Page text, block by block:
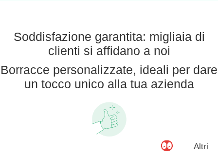
Soddisfazione garantita: migliaia di
clienti si affidano a noi
Borracce personalizzate, ideali per dare
un tocco unico alla tua azienda
Altri